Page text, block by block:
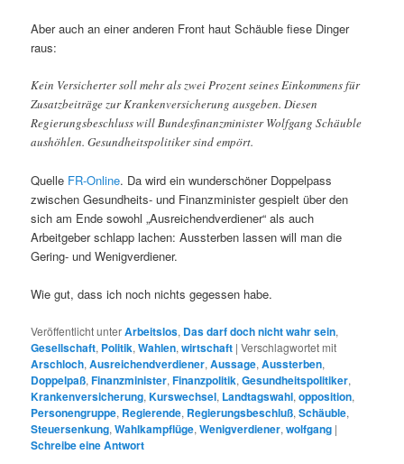
Aber auch an einer anderen Front haut Schäuble fiese Dinger
raus:
Kein Versicherter soll mehr als zwei Prozent seines Einkommens für
Zusatzbeiträge zur Krankenversicherung ausgeben. Diesen
Regierungsbeschluss will Bundesfinanzminister Wolfgang Schäuble
aushöhlen. Gesundheitspolitiker sind empört.
Quelle FR-Online. Da wird ein wunderschöner Doppelpass
zwischen Gesundheits- und Finanzminister gespielt über den
sich am Ende sowohl „Ausreichendverdiener“ als auch
Arbeitgeber schlapp lachen: Aussterben lassen will man die
Gering- und Wenigverdiener.
Wie gut, dass ich noch nichts gegessen habe.
Veröffentlicht unterArbeitslos, Das darf doch nicht wahr sein,
Gesellschaft, Politik,Wahlen,wirtschaft |Verschlagwortet mit
Arschloch,Ausreichendverdiener,Aussage,Aussterben,
Doppelpaß,Finanzminister,Finanzpolitik,Gesundheitspolitiker,
Krankenversicherung,Kurswechsel, Landtagswahl,opposition,
Personengruppe, Regierende, Regierungsbeschluß,Schäuble,
Steuersenkung,Wahlkampflüge,Wenigverdiener,wolfgang |
Schreibe eine Antwort